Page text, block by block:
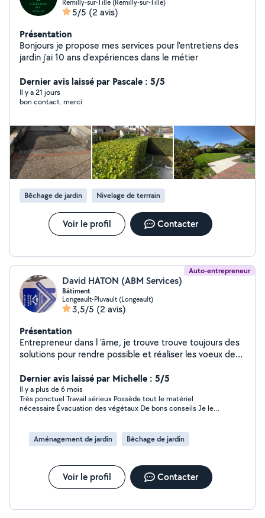
Remilly-sur-Tille (Remilly-sur-Tille)
5/5 (2 avis)
Présentation
Bonjours je propose mes services pour l'entretiens des
jardin j'ai 10 ans d'expériences dans le métier
Dernier avis laissé par Pascale : 5/5
Il y a 21 jours
bon contact. merci
Bêchage de jardin Nivelage de terrrain
Voir le profil Contacter
Auto-entrepreneur
David HATON (ABM Services)
Bâtiment
Longeault-Pluvault (Longeault)
3,5/5 (2 avis)
Présentation
Entrepreneur dans l 'âme, je trouve trouve toujours des
solutions pour rendre possible et réaliser les voeux de
Dernier avis laissé par Michelle : 5/5
Il y a plus de 6 mois
Très ponctuel Travail sérieux Possède tout le matériel
nécessaire Évacuation des végétaux De bons conseils Je le
Aménagement de jardin
Bêchage de jardin
Voir le profil Contacter